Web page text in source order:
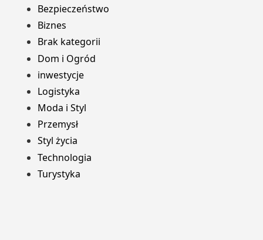
Bezpieczeństwo
Biznes
Brak kategorii
Dom i Ogród
inwestycje
Logistyka
Moda i Styl
Przemysł
Styl życia
Technologia
Turystyka